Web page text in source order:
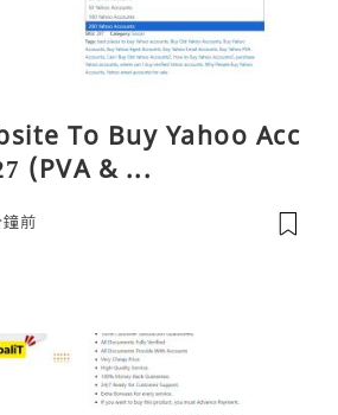
To Buy Yahoo Acc
(PVA & ...
前